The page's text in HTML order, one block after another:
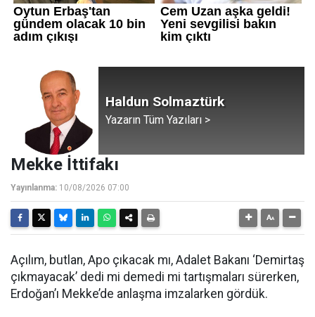
Haldun Solmaztürk
Yazarın Tüm Yazıları >
Mekke İttifakı
Yayınlanma: 10/08/2026 07:00
Açılım, butlan, Apo çıkacak mı, Adalet Bakanı ‘Demirtaş
çıkmayacak’ dedi mi demedi mi tartışmaları sürerken,
Erdoğan’ı Mekke’de anlaşma imzalarken gördük.